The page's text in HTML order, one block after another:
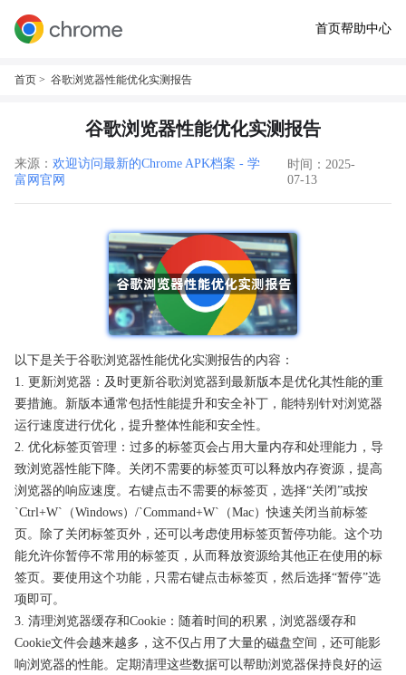
首页帮助中心
首页 > 谷歌浏览器性能优化实测报告
谷歌浏览器性能优化实测报告
来源： 欢迎访问最新的Chrome APK档案 - 学
富网官网
时间：2025-
07-13
以下是关于谷歌浏览器性能优化实测报告的内容：
1. 更新浏览器：及时更新谷歌浏览器到最新版本是优化其性能的重
要措施。新版本通常包括性能提升和安全补丁，能特别针对浏览器
运行速度进行优化，提升整体性能和安全性。
2. 优化标签页管理：过多的标签页会占用大量内存和处理能力，导
致浏览器性能下降。关闭不需要的标签页可以释放内存资源，提高
浏览器的响应速度。右键点击不需要的标签页，选择“关闭”或按
`Ctrl+W`（Windows）/`Command+W`（Mac）快速关闭当前标签
页。除了关闭标签页外，还可以考虑使用标签页暂停功能。这个功
能允许你暂停不常用的标签页，从而释放资源给其他正在使用的标
签页。要使用这个功能，只需右键点击标签页，然后选择“暂停”选
项即可。
3. 清理浏览器缓存和Cookie：随着时间的积累，浏览器缓存和
Cookie文件会越来越多，这不仅占用了大量的磁盘空间，还可能影
响浏览器的性能。定期清理这些数据可以帮助浏览器保持良好的运